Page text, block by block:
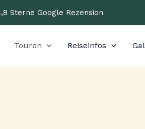
Sterne Google Rezension
Touren Reiseinfos